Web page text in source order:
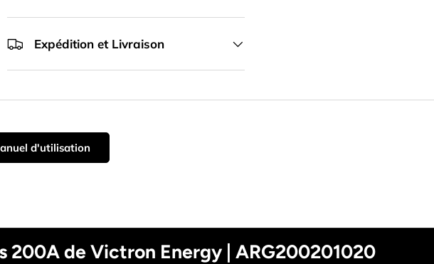
Expédition et Livraison
d'utilisation
de Victron Energy | ARG200201020